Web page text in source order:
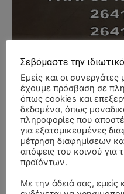
-
Σεβόμαστε την
Εμείς και οι
έχουμε πρόσβαση σε
όπως cookies και
δεδομένα, όπως
πληροφορίες που
για εξατομικευμένες
μέτρηση διαφημίσεων
απόψεις του κοινού για
προϊόντων.
Με την άδειά σας, εμείς